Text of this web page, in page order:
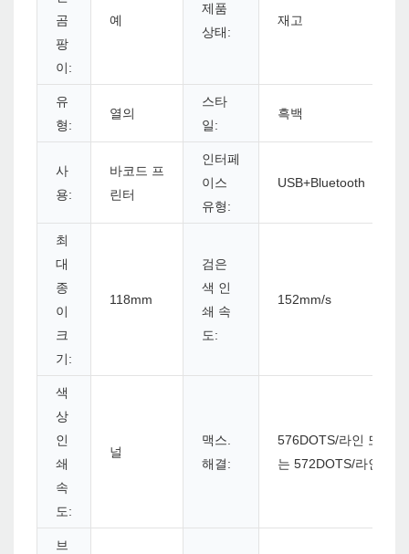
곰
팡
이:
예
제품
상태:
재고
유
형:
열의
스타
일:
흑백
사
용:
바코드 프
린터
인터페
이스
유형:
USB+Bluetooth
최
대
종
이
크
기:
118mm
검은
색 인
쇄 속
도:
152mm/s
색
상
인
쇄
속
도:
널
맥스.
해결:
576DOTS/라인 또
는 572DOTS/라인
브